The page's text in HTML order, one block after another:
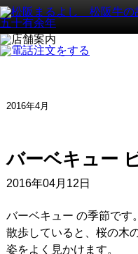
2016年4月
バーベキュー
2016年04月12日
バーベキュー の季節です。
散歩していると、桜の木
姿をよく見かけます。